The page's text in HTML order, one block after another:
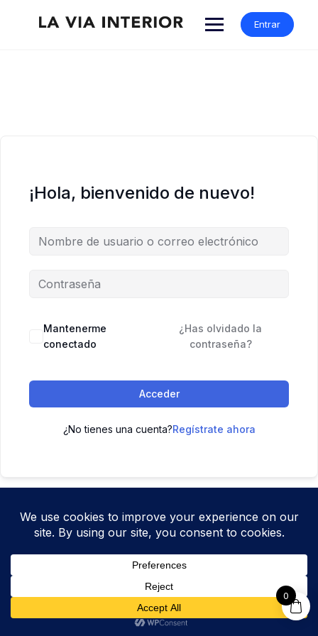
Entrar
¡Hola, bienvenido de nuevo!
Mantenerme
conectado
¿Has olvidado la
contraseña?
Acceder
¿No tienes una cuenta?Regístrate ahora
0